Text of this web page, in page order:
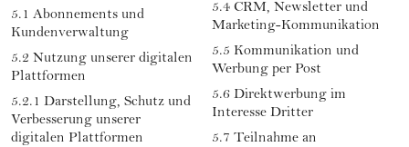
5.1 Abonnements und
Kundenverwaltung
5.2 Nutzung unserer digitalen
Plattformen
5.2.1 Darstellung, Schutz und
Verbesserung unserer
digitalen Plattformen
5.4 CRM, Newsletter und
Marketing-Kommunikation
5.5 Kommunikation und
Werbung per Post
5.6 Direktwerbung im
Interesse Dritter
5.7 Teilnahme an